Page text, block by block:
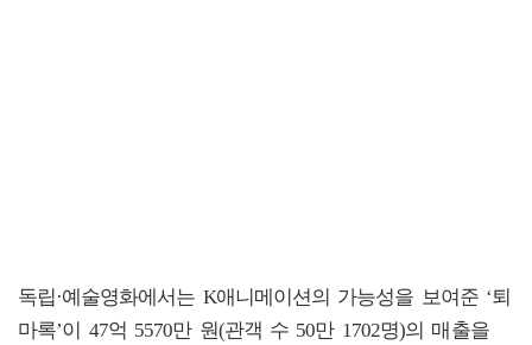
독립·예술영화에서는 K애니메이션의 가능성을 보여준 ‘퇴
마록’이 47억 5570만 원(관객 수 50만 1702명)의 매출을